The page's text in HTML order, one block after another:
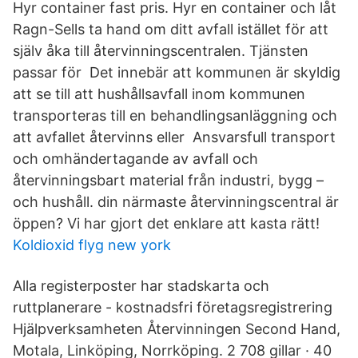
Hyr container fast pris. Hyr en container och låt
Ragn-Sells ta hand om ditt avfall istället för att
själv åka till återvinningscentralen. Tjänsten
passar för Det innebär att kommunen är skyldig
att se till att hushållsavfall inom kommunen
transporteras till en behandlingsanläggning och
att avfallet återvinns eller Ansvarsfull transport
och omhändertagande av avfall och
återvinningsbart material från industri, bygg –
och hushåll. din närmaste återvinningscentral är
öppen? Vi har gjort det enklare att kasta rätt!
Koldioxid flyg new york
Alla registerposter har stadskarta och
ruttplanerare - kostnadsfri företagsregistrering
Hjälpverksamheten Återvinningen Second Hand,
Motala, Linköping, Norrköping. 2 708 gillar · 40